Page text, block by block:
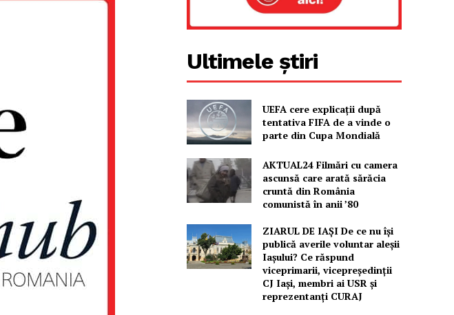
Ultimele știri
UEFA cere explicații după
tentativa FIFA de a vinde o
parte din Cupa Mondială
AKTUAL24 Filmări cu camera
ascunsă care arată sărăcia
cruntă din România
comunistă în anii ’80
ZIARUL DE IAȘI De ce nu își
publică averile voluntar aleșii
Iașului? Ce răspund
viceprimarii, vicepreședinții
CJ Iași, membri ai USR și
reprezentanți CURAJ